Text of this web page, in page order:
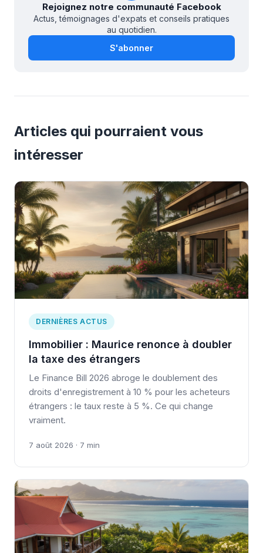
Rejoignez notre communauté Facebook
Actus, témoignages d'expats et conseils pratiques
au quotidien.
S'abonner
Articles qui pourraient vous
intéresser
DERNIÈRES ACTUS
Immobilier : Maurice renonce à doubler
la taxe des étrangers
Le Finance Bill 2026 abroge le doublement des
droits d'enregistrement à 10 % pour les acheteurs
étrangers : le taux reste à 5 %. Ce qui change
vraiment.
7 août 2026 · 7 min